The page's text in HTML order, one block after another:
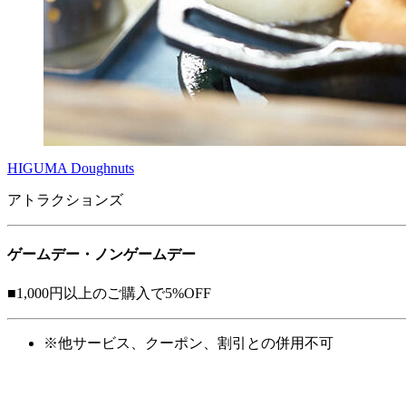
HIGUMA Doughnuts
アトラクションズ
ゲームデー・ノンゲームデー
■1,000円以上のご購入で5%OFF
※他サービス、クーポン、割引との併用不可